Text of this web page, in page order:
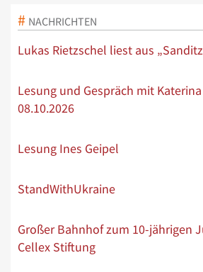
NACHRICHTEN
Lukas Rietzschel liest aus
Lesung und Gespräch mit
08.10.2026
Lesung Ines Geipel
StandWithUkraine
Großer Bahnhof zum 10-jährigen
Cellex Stiftung